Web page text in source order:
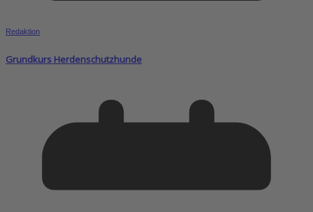
Redaktion
Grundkurs Herdenschutzhunde